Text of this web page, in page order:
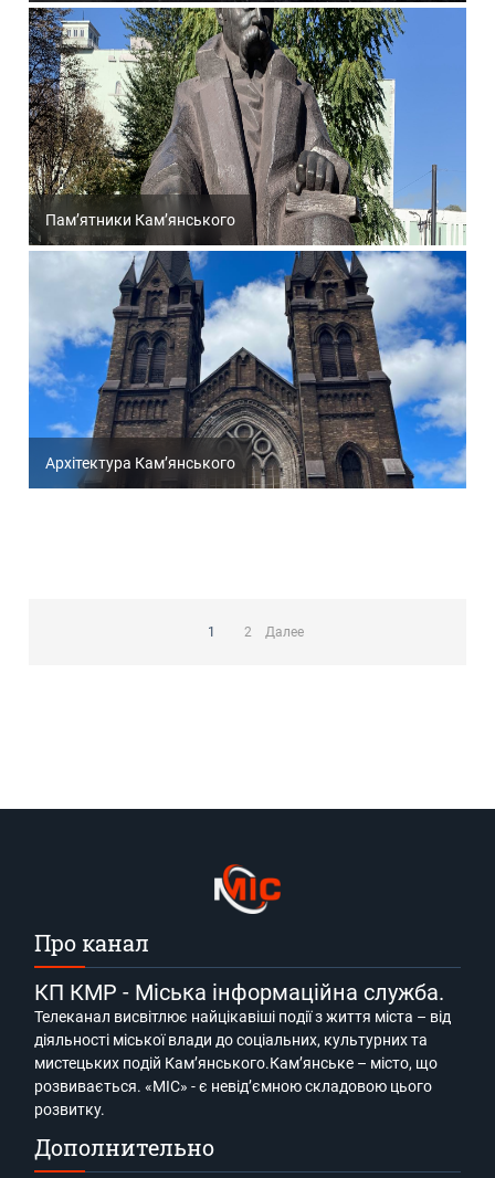
Пам’ятники Кам’янського
Архітектура Кам’янського
1 2 Далее
Про канал
КП КМР - Міська інформаційна служба.
Телеканал висвітлює найцікавіші події з життя міста – від
діяльності міської влади до соціальних, культурних та
мистецьких подій Кам’янського.Кам’янське – місто, що
розвивається. «МІС» - є невід’ємною складовою цього
розвитку.
Дополнительно